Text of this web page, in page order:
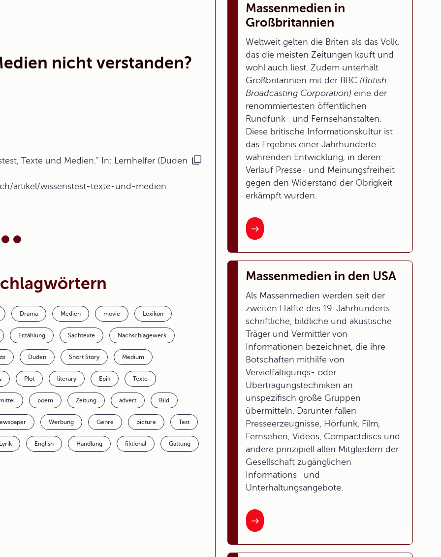
nicht verstanden?
Texte und Medien." In: Lernhelfer (Duden
artikel/wissenstest-texte-und-medien
Drama Medien movie Lexikon
Erzählung Sachtexte Nachschlagewerk
Duden Short Story Medium
Plot literary Epik Texte
poem Zeitung advert Bild
Werbung Genre picture Test
Lyrik English Handlung fiktional Gattung
Massenmedien in
Großbritannien
Weltweit gelten die Briten als das Volk,
das die meisten Zeitungen kauft und
wohl auch liest. Zudem unterhält
Großbritannien mit der BBC (British
Broadcasting Corporation) eine der
renommiertesten öffentlichen
Rundfunk- und Fernsehanstalten.
Diese britische Informationskultur ist
das Ergebnis einer Jahrhunderte
währenden Entwicklung, in deren
Verlauf Presse- und Meinungsfreiheit
gegen den Widerstand der Obrigkeit
erkämpft wurden.
Massenmedien in den USA
Als Massenmedien werden seit der
zweiten Hälfte des 19. Jahrhunderts
schriftliche, bildliche und akustische
Träger und Vermittler von
Informationen bezeichnet, die ihre
Botschaften mithilfe von
Vervielfältigungs- oder
Übertragungstechniken an
unspezifisch große Gruppen
übermitteln. Darunter fallen
Presseerzeugnisse, Hörfunk, Film,
Fernsehen, Videos, Compactdiscs und
andere prinzipiell allen Mitgliedern der
Gesellschaft zugänglichen
Informations- und
Unterhaltungsangebote.